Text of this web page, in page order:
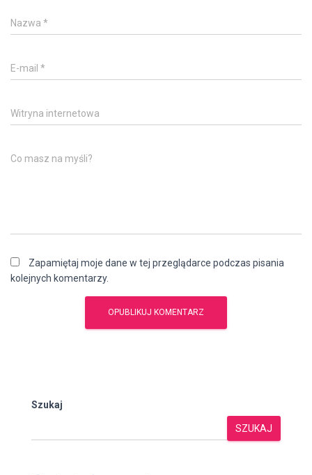
Nazwa *
E-mail *
Witryna internetowa
Co masz na myśli?
Zapamiętaj moje dane w tej przeglądarce podczas pisania
kolejnych komentarzy.
Szukaj
SZUKAJ